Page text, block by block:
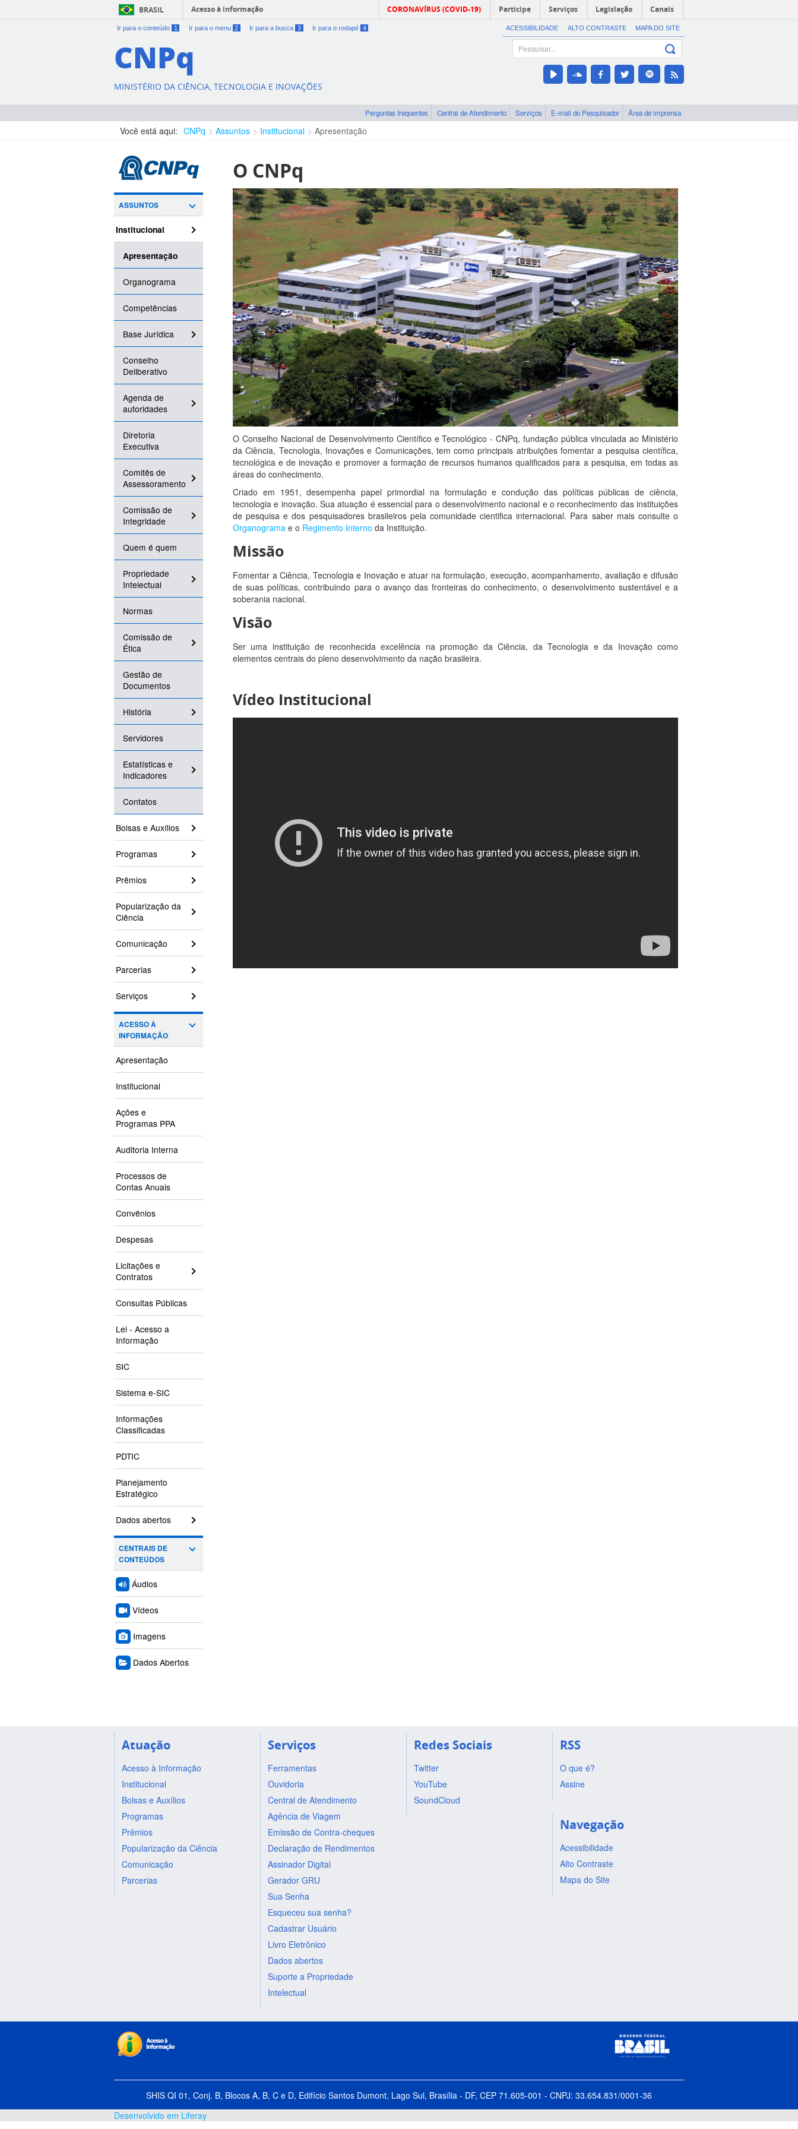
BRASIL Acesso à informação CORONAVÍRUS (COVID-19) Participe Serviços Legislação Canais
Ir para o conteúdo 1 Ir para o menu 2 Ir para a busca 3 Ir para o rodapé 4 ACESSIBILIDADE ALTO CONTRASTE MAPA DO SITE
CNPq
MINISTÉRIO DA CIÊNCIA, TECNOLOGIA E INOVAÇÕES
Perguntas frequentes Central de Atendimento Serviços E-mail do Pesquisador Área de imprensa
Você está aqui: CNPq Assuntos Institucional Apresentação
ASSUNTOS
Institucional
Apresentação
Organograma
Competências
Base Jurídica
Conselho
Deliberativo
Agenda de
autoridades
Diretoria
Executiva
Comitês de
Assessoramento
Comissão de
Integridade
Quem é quem
Propriedade
Intelectual
Normas
Comissão de
Ética
Gestão de
Documentos
História
Servidores
Estatísticas e
Indicadores
Contatos
Bolsas e Auxílios
Programas
Prêmios
Popularização da
Ciência
Comunicação
Parcerias
Serviços
ACESSO À
INFORMAÇÃO
Apresentação
Institucional
Ações e
Programas PPA
Auditoria Interna
Processos de
Contas Anuais
Convênios
Despesas
Licitações e
Contratos
Consultas Públicas
Lei - Acesso a
Informação
SIC
Sistema e-SIC
Informações
Classificadas
PDTIC
Planejamento
Estratégico
Dados abertos
CENTRAIS DE
CONTEÚDOS
Áudios
Vídeos
Imagens
Dados Abertos
O CNPq
O Conselho Nacional de Desenvolvimento Científico e Tecnológico - CNPq, fundação pública vinculada ao Ministério
da Ciência, Tecnologia, Inovações e Comunicações, tem como principais atribuições fomentar a pesquisa científica,
tecnológica e de inovação e promover a formação de recursos humanos qualificados para a pesquisa, em todas as
áreas do conhecimento.
Criado em 1951, desempenha papel primordial na formulação e condução das políticas públicas de ciência,
tecnologia e inovação. Sua atuação é essencial para o desenvolvimento nacional e o reconhecimento das instituições
de pesquisa e dos pesquisadores brasileiros pela comunidade cientifica internacional. Para saber mais consulte o
Organograma e o Regimento Interno da Instituição.
Missão
Fomentar a Ciência, Tecnologia e Inovação e atuar na formulação, execução, acompanhamento, avaliação e difusão
de suas políticas, contribuindo para o avanço das fronteiras do conhecimento, o desenvolvimento sustentável e a
soberania nacional.
Visão
Ser uma instituição de reconhecida excelência na promoção da Ciência, da Tecnologia e da Inovação como
elementos centrais do pleno desenvolvimento da nação brasileira.
Vídeo Institucional
Atuação
Acesso à Informação
Institucional
Bolsas e Auxílios
Programas
Prêmios
Popularização da Ciência
Comunicação
Parcerias
Serviços
Ferramentas
Ouvidoria
Central de Atendimento
Agência de Viagem
Emissão de Contra-cheques
Declaração de Rendimentos
Assinador Digital
Gerador GRU
Sua Senha
Esqueceu sua senha?
Cadastrar Usuário
Livro Eletrônico
Dados abertos
Suporte a Propriedade
Intelectual
Redes Sociais
Twitter
YouTube
SoundCloud
RSS
O que é?
Assine
Navegação
Acessibilidade
Alto Contraste
Mapa do Site
SHIS QI 01, Conj. B, Blocos A, B, C e D, Edifício Santos Dumont, Lago Sul, Brasília - DF, CEP 71.605-001 - CNPJ: 33.654.831/0001-36
Desenvolvido em Liferay